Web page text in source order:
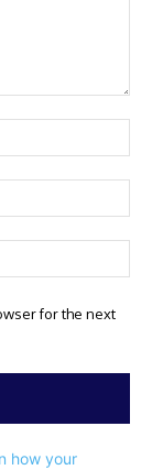
for the next
how your